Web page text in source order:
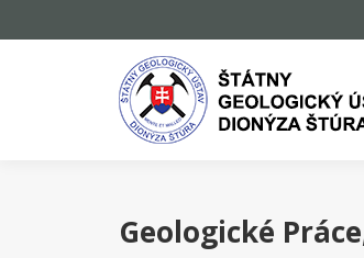
Geologické